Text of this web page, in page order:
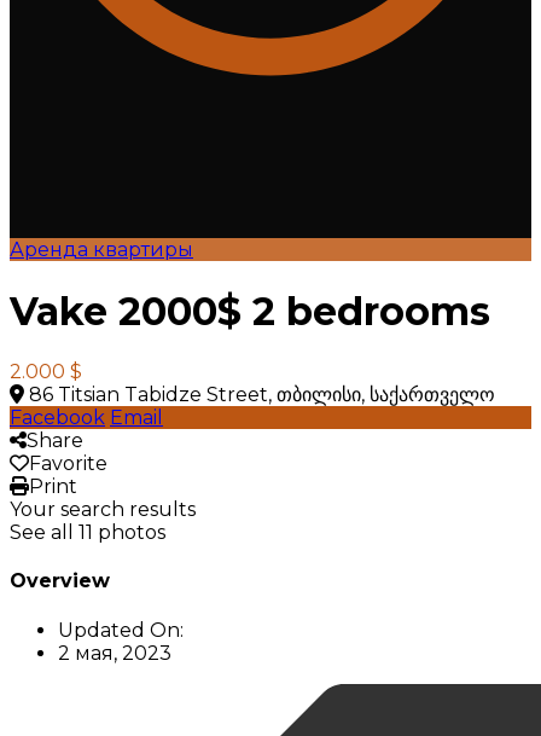
Аренда квартиры
Vake 2000$ 2 bedrooms
2.000 $
86 Titsian Tabidze Street, თბილისი, საქართველო
Facebook Email
Share
Favorite
Print
Your search results
See all 11 photos
Overview
Updated On:
2 мая, 2023